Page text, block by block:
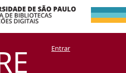
por:
+ CoriscoEntrar